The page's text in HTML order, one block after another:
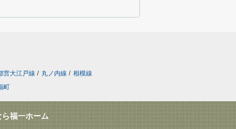
営大江戸線 / 丸ノ内線 / 相模線
町
福一ホーム